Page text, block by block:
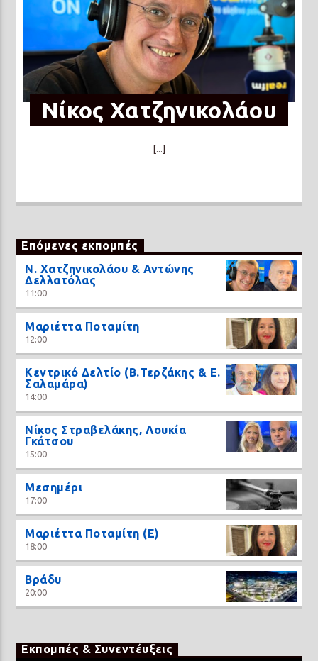
Νίκος Χατζηνικολάου
[...]
Επόμενες εκπομπές
N. Χατζηνικολάου & Αντώνης
Δελλατόλας
11:00
Μαριέττα Ποταμίτη
12:00
Κεντρικό Δελτίο (Β.Τερζάκης & Ε.
Σαλαμάρα)
14:00
Νίκος Στραβελάκης, Λουκία
Γκάτσου
15:00
Μεσημέρι
17:00
Μαριέττα Ποταμίτη (Ε)
18:00
Βράδυ
20:00
Εκπομπές & Συνεντέυξεις